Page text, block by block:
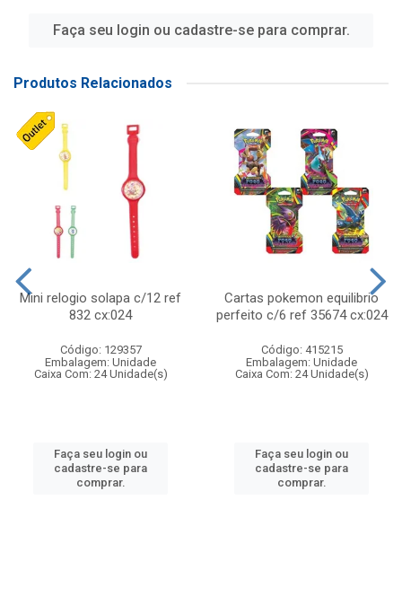
Faça seu login ou cadastre-se para comprar.
Produtos Relacionados
Mini relogio solapa c/12 ref
832 cx:024
Código: 129357
Embalagem: Unidade
Caixa Com: 24 Unidade(s)
Faça seu login ou
cadastre-se para
comprar.
Cartas pokemon equilibrio
perfeito c/6 ref 35674 cx:024
Código: 415215
Embalagem: Unidade
Caixa Com: 24 Unidade(s)
Faça seu login ou
cadastre-se para
comprar.